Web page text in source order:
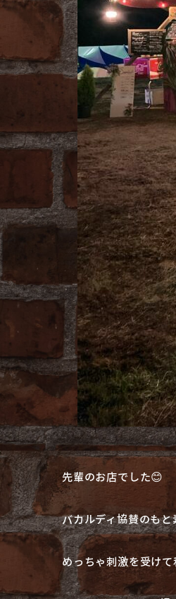
先輩のお店でした😊
バカルディ協賛のも
めっちゃ刺激を受け